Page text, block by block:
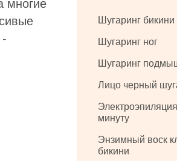
многие
Шугаринг бикини
Шугаринг ног
Шугаринг
Лицо черный
минуту
Энзимный воск
бикини